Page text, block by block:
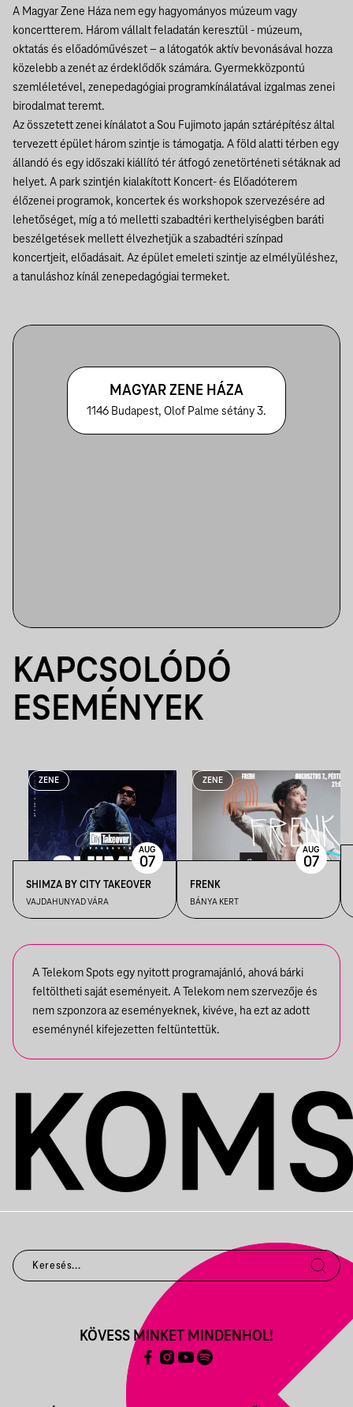
A Magyar Zene Háza nem egy hagyományos múzeum vagy
koncertterem. Három vállalt feladatán keresztül - múzeum,
oktatás és előadóművészet – a látogatók aktív bevonásával hozza
közelebb a zenét az érdeklődők számára. Gyermekközpontú
szemléletével, zenepedagógiai programkínálatával izgalmas zenei
birodalmat teremt.
Az összetett zenei kínálatot a Sou Fujimoto japán sztárépítész által
tervezett épület három szintje is támogatja. A föld alatti térben egy
állandó és egy időszaki kiállító tér átfogó zenetörténeti sétáknak ad
helyet. A park szintjén kialakított Koncert- és Előadóterem
élőzenei programok, koncertek és workshopok szervezésére ad
lehetőséget, míg a tó melletti szabadtéri kerthelyiségben baráti
beszélgetések mellett élvezhetjük a szabadtéri színpad
koncertjeit, előadásait. Az épület emeleti szintje az elmélyüléshez,
a tanuláshoz kínál zenepedagógiai termeket.
MAGYAR ZENE HÁZA
1146 Budapest, Olof Palme sétány 3.
KAPCSOLÓDÓ
ESEMÉNYEK
ZENE
SHIMZA BY CITY TAKEOVER
VAJDAHUNYAD VÁRA
AUG
07
ZENE
FRENK
BÁNYA KERT
AUG
07
A Telekom Spots egy nyitott programajánló, ahová bárki
feltöltheti saját eseményeit. A Telekom nem szervezője és
nem szponzora az eseményeknek, kivéve, ha ezt az adott
eseménynél kifejezetten feltüntettük.
KÖVESS MINKET MINDENHOL!